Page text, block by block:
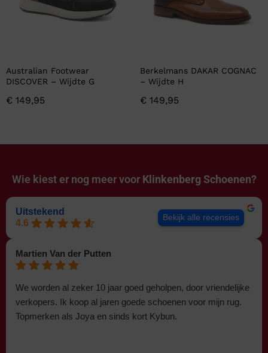
Australian Footwear
DISCOVER – Wijdte G
€ 149,95
Berkelmans DAKAR COGNAC
– Wijdte H
€ 149,95
Wie kiest er nog meer voor Klinkenberg Schoenen?
Uitstekend
4.6
Bekijk alle recensies
Martien Van der Putten
We worden al zeker 10 jaar goed geholpen, door vriendelijke
verkopers. Ik koop al jaren goede schoenen voor mijn rug.
Topmerken als Joya en sinds kort Kybun.